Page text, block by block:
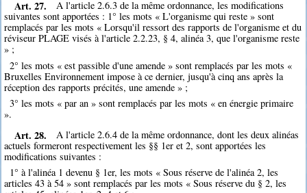
Art. 27.
A l'article 2.6.3 de la même ordonnance, les modifications
suivantes sont apportées : 1° les mots « L'organisme qui reste » sont
remplacés par les mots « Lorsqu'il ressort des rapports de l'organisme et du
réviseur PLAGE visés à l'article 2.2.23, § 4, alinéa 3, que l'organisme reste
» ;
2° les mots « est passible d'une amende » sont remplacés par les mots «
Bruxelles Environnement impose à ce dernier, jusqu'à cinq ans après la
réception des rapports précités, une amende » ;
3° les mots « par an » sont remplacés par les mots « en énergie primaire
».
Art. 28.
A l'article 2.6.4 de la même ordonnance, dont les deux alinéas
actuels formeront respectivement les §§ 1er et 2, sont apportées les
modifications suivantes :
1° à l'alinéa 1 devenu § 1er, les mots « Sous réserve de l'alinéa 2, les
articles 43 à 54 » sont remplacés par les mots « Sous réserve du § 2, les